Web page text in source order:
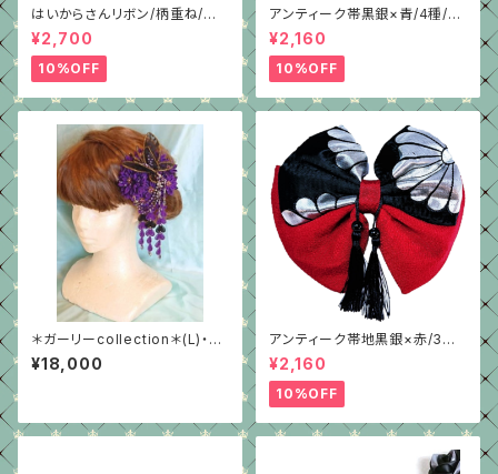
はいからさんリボン/柄重ね/青
ちりめん
¥2,700
10%OFF
アンティーク帯黒銀×青/4種/ち
りめん/はいからさんリボン
¥2,160
10%OFF
＊ガーリーcollection＊(L)・黒
蝶＆黒紫
¥18,000
アンティーク帯地黒銀×赤/3種/
ちりめん/はいからさんリボン
¥2,160
10%OFF